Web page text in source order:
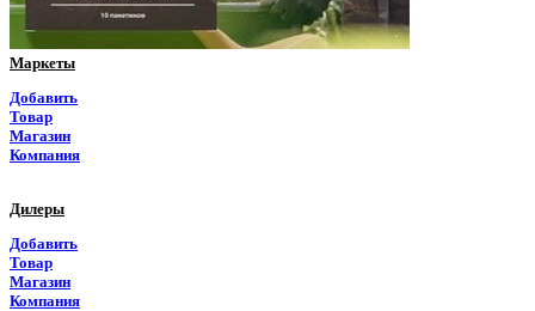
Ростовская область
Маркеты
Добавить
Товар
Магазин
Компания
Дилеры
Добавить
Товар
Магазин
Компания